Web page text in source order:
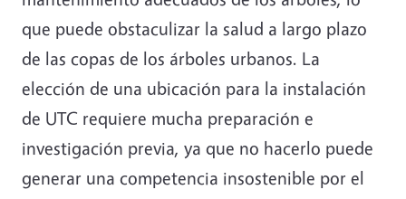
que puede obstaculizar la salud a largo plazo
de las copas de los árboles urbanos. La
elección de una ubicación para la instalación
de UTC requiere mucha preparación e
investigación previa, ya que no hacerlo puede
generar una competencia insostenible por el